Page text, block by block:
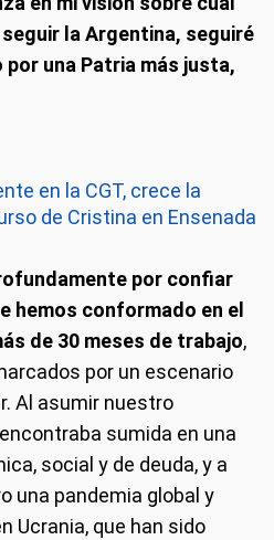
la Argentina, seguiré
una Patria más justa,
en la CGT, crece la
de Cristina en Ensenada
por confiar
hemos conformado en el
de 30 meses de trabajo,
por un escenario
Al asumir nuestro
sumida en una
social y de deuda, y a
una pandemia global y
Ucrania, que han sido